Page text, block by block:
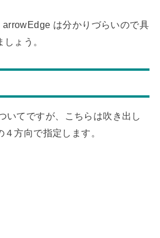
は分かりづらいので具
ょう。
いてですが、こちらは吹き出し
方向で指定します。